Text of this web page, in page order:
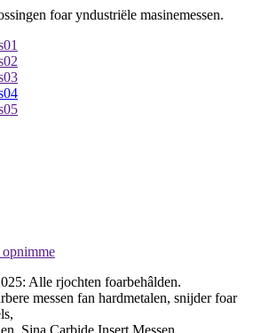
foar yndustriële masinemessen.
Alle rjochten foarbehâlden.
messen fan hardmetalen, snijder foar